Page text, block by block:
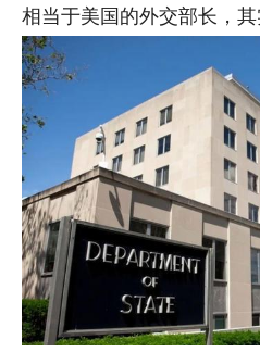
相当于美国的外交部长，其